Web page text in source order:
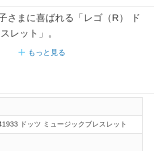
さまに喜ばれる「レゴ（R） ド
レット」。
もっと見る
ドッツ ミュージックブレスレット